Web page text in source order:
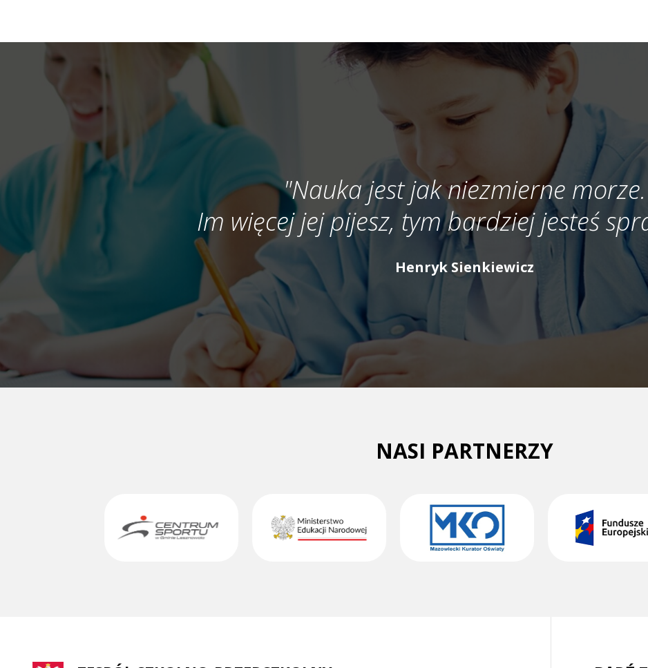
"Nauka jest jak niezmierne morze.
Im więcej jej pijesz, tym bardziej jesteś
Henryk Sienkiewicz
NASI PARTNERZY